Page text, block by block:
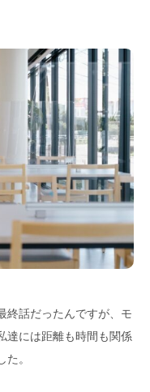
52-0323
274-8175
45-9282
終話だったんですが、モ
達には距離も時間も関係
。